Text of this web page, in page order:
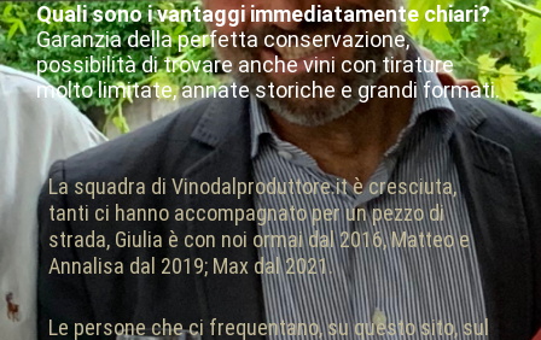
Quali sono i vantaggi immediatamente chiari?
Garanzia della perfetta conservazione,
possibilità di trovare anche vini con tirature
molto limitate, annate storiche e grandi formati.
La squadra di Vinodalproduttore.it è cresciuta,
tanti ci hanno accompagnato per un pezzo di
strada, Giulia è con noi ormai dal 2016, Matteo e
Annalisa dal 2019; Max dal 2021.
Le persone che ci frequentano, su questo sito, sul